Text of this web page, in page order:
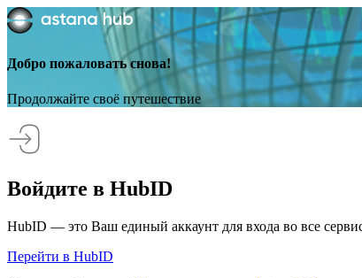
Добро пожаловать снова!
Продолжайте своё путешествие
Войдите в HubID
HubID — это Ваш единый аккаунт для входа во все
Перейти в HubID